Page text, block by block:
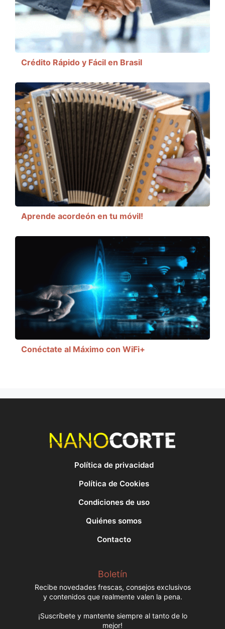
Crédito Rápido y Fácil en Brasil
Aprende acordeón en tu móvil!
Conéctate al Máximo con WiFi+
Política de privacidad
Política de Cookies
Condiciones de uso
Quiénes somos
Contacto
Boletín
Recibe novedades frescas, consejos exclusivos
y contenidos que realmente valen la pena.
¡Suscríbete y mantente siempre al tanto de lo
mejor!